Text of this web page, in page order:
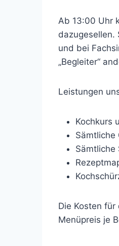
Ab 13:00 Uhr
dazugesellen.
und bei
„Begleiter“
Leistungen
Kochkurs
Sämtliche
Sämtliche
Die Kosten
Menüpreis je